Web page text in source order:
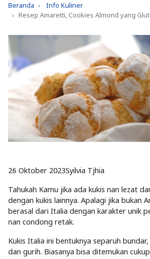
Beranda
Info Kuliner
Resep Amaretti, Cookies Almond yang
26 Oktober 2023Syilvia Tjhia
Tahukah Kamu jika ada kukis nan lezat
dengan kukis lainnya. Apalagi jika bukan
berasal dari Italia dengan karakter unik
nan condong retak.
Kukis Italia ini bentuknya separuh
dan gurih. Biasanya bisa ditemukan